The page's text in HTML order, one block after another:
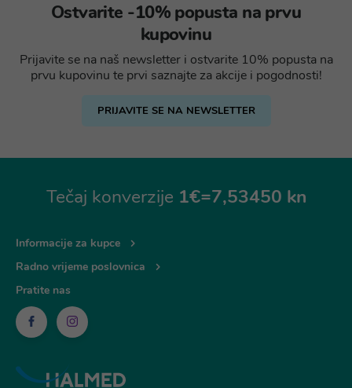
Ostvarite -10% popusta na prvu
kupovinu
Prijavite se na naš newsletter i ostvarite 10% popusta na
prvu kupovinu te prvi saznajte za akcije i pogodnosti!
PRIJAVITE SE NA NEWSLETTER
Tečaj konverzije 1€=7,53450 kn
Informacije za kupce
Radno vrijeme poslovnica
Pratite nas